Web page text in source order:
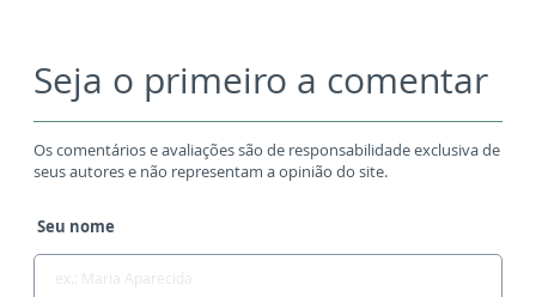
Seja o primeiro a comentar
Os comentários e avaliações são de responsabilidade exclusiva de
seus autores e não representam a opinião do site.
Seu nome